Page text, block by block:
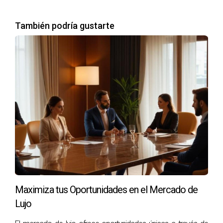
daños a la reputación.
Estrategias para Adaptarte a las
Nuevas Regulaciones
Adaptarse a las nuevas regulaciones implica un enfoque
proactivo y una disposición para aprender. A continuación,
se presentan varias estrategias que pueden ayudar a los
profesionales del sector inmobiliario a mantenerse al día:
Formación Continua:Participar en cursos de
actualización sobre regulaciones y mejores prácticas
es fundamental. Esto no solo ayuda a cumplir con la
normativa, sino que también posiciona al profesional
como un experto en el campo.
Integración de Tecnología:Utilizar herramientas
digitales para la gestión de propiedades y el
También podría gustarte
Maximiza tus Oportunidades en el Mercado de
Lujo